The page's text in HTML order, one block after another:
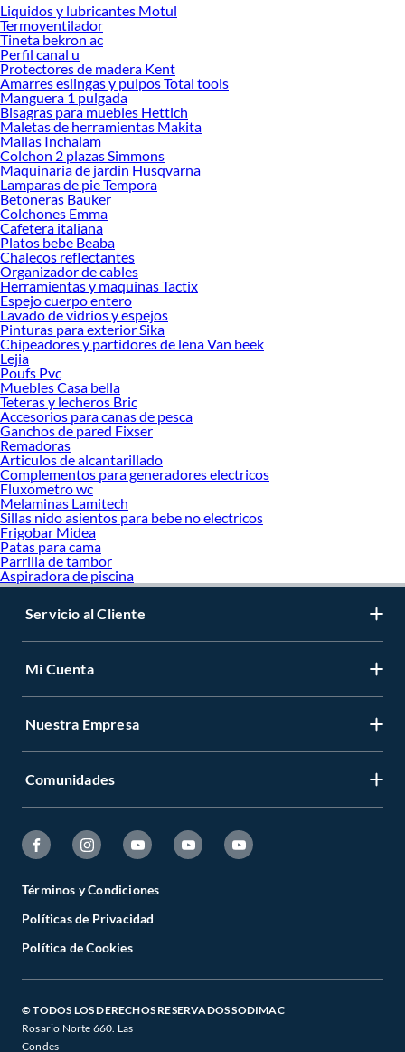
Desde remodelaciones hasta proyectos de decoración, estamos aquí para hacer
tus ideas realidad. ¡Visítanos y encuentra todo lo que tenemos para ofrecerte en
Piscinas, spa e inflables!
Explora la variedad de productos de Piscinas, spa e inflables en Sodimac
Herramientas, materiales y accesorios de calidad para tus proyectos y
renovación de espacios. ¡Visítanos y descubre todo lo que tenemos para
ofrecerte!
Encuentra una amplia variedad de productos de Piscinas, spa e inflables en
Sodimac. Encuentra todo lo necesario para tus proyectos de renovación y
decoración. ¡Visítanos y haz tus ideas realidad!
Liquidos y lubricantes Motul
Termoventilador
Tineta bekron ac
Perfil canal u
Protectores de madera Kent
Amarres eslingas y pulpos Total tools
Manguera 1 pulgada
Bisagras para muebles Hettich
Maletas de herramientas Makita
Mallas Inchalam
Colchon 2 plazas Simmons
Maquinaria de jardin Husqvarna
Lamparas de pie Tempora
Betoneras Bauker
Colchones Emma
Cafetera italiana
Platos bebe Beaba
Chalecos reflectantes
Organizador de cables
Herramientas y maquinas Tactix
Espejo cuerpo entero
Lavado de vidrios y espejos
Pinturas para exterior Sika
Chipeadores y partidores de lena Van beek
Lejia
Poufs Pvc
Muebles Casa bella
Teteras y lecheros Bric
Accesorios para canas de pesca
Ganchos de pared Fixser
Remadoras
Articulos de alcantarillado
Complementos para generadores electricos
Fluxometro wc
Melaminas Lamitech
Sillas nido asientos para bebe no electricos
Frigobar Midea
Patas para cama
Parrilla de tambor
Aspiradora de piscina
Servicio al Cliente
Mi Cuenta
Nuestra Empresa
Comunidades
Términos y Condiciones
Políticas de Privacidad
Política de Cookies
© TODOS LOS DERECHOS RESERVADOS SODIMAC
Rosario Norte 660. Las
Condes